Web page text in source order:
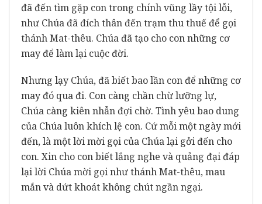
đã đến tìm gặp con trong chính vũng lầy tội lỗi,
như Chúa đã đích thân đến trạm thu thuế để gọi
thánh Mat-thêu. Chúa đã tạo cho con những cơ
may để làm lại cuộc đời.
Nhưng lạy Chúa, đã biết bao lần con để những cơ
may đó qua đi. Con càng chần chừ lưỡng lự,
Chúa càng kiên nhẫn đợi chờ. Tình yêu bao dung
của Chúa luôn khích lệ con. Cứ mỗi một ngày mới
đến, là một lời mời gọi của Chúa lại gởi đến cho
con. Xin cho con biết lắng nghe và quảng đại đáp
lại lời Chúa mời gọi như thánh Mat-thêu, mau
mắn và dứt khoát không chút ngần ngại.